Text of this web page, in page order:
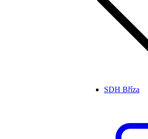
SDH Bříza